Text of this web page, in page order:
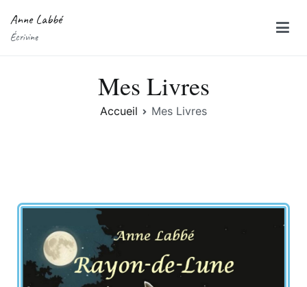
Anne Labbé
Écrivine
Mes Livres
Accueil Mes Livres